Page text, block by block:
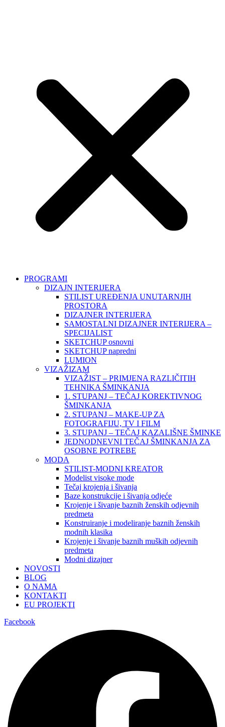
PROGRAMI
DIZAJN INTERIJERA
STILIST UREĐENJA UNUTARNJIH
PROSTORA
DIZAJNER INTERIJERA
SAMOSTALNI DIZAJNER INTERIJERA –
SPECIJALIST
SKETCHUP osnovni
SKETCHUP napredni
LUMION
VIZAŽIZAM
VIZAŽIST – PRIMJENA RAZLIČITIH
TEHNIKA ŠMINKANJA
1. STUPANJ – TEČAJ KOREKTIVNOG
ŠMINKANJA
2. STUPANJ – MAKE-UP ZA
FOTOGRAFIJU, TV I FILM
3. STUPANJ – TEČAJ KAZALIŠNE ŠMINKE
JEDNODNEVNI TEČAJ ŠMINKANJA ZA
OSOBNE POTREBE
MODA
STILIST-MODNI KREATOR
Modelist visoke mode
Tečaj krojenja i šivanja
Baze konstrukcije i šivanja odjeće
Krojenje i šivanje baznih ženskih odjevnih
predmeta
Konstruiranje i modeliranje baznih ženskih
modnih klasika
Krojenje i šivanje baznih muških odjevnih
predmeta
Modni dizajner
NOVOSTI
BLOG
O NAMA
KONTAKTI
EU PROJEKTI
Facebook